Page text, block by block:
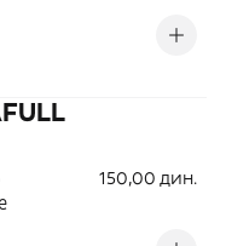
150,00 дин.